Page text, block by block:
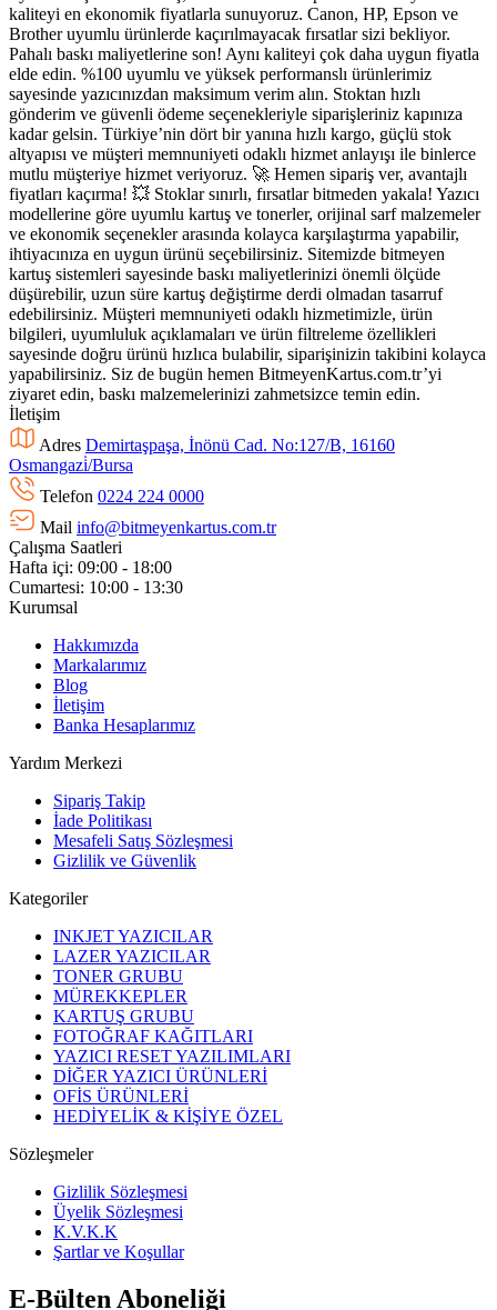
kaliteyi en ekonomik fiyatlarla sunuyoruz. Canon, HP, Epson ve
Brother uyumlu ürünlerde kaçırılmayacak fırsatlar sizi bekliyor.
Pahalı baskı maliyetlerine son! Aynı kaliteyi çok daha uygun fiyatla
elde edin. %100 uyumlu ve yüksek performanslı ürünlerimiz
sayesinde yazıcınızdan maksimum verim alın. Stoktan hızlı
gönderim ve güvenli ödeme seçenekleriyle siparişleriniz kapınıza
kadar gelsin. Türkiye’nin dört bir yanına hızlı kargo, güçlü stok
altyapısı ve müşteri memnuniyeti odaklı hizmet anlayışı ile binlerce
mutlu müşteriye hizmet veriyoruz. 🚀 Hemen sipariş ver, avantajlı
fiyatları kaçırma! 💥 Stoklar sınırlı, fırsatlar bitmeden yakala! Yazıcı
modellerine göre uyumlu kartuş ve tonerler, orijinal sarf malzemeler
ve ekonomik seçenekler arasında kolayca karşılaştırma yapabilir,
ihtiyacınıza en uygun ürünü seçebilirsiniz. Sitemizde bitmeyen
kartuş sistemleri sayesinde baskı maliyetlerinizi önemli ölçüde
düşürebilir, uzun süre kartuş değiştirme derdi olmadan tasarruf
edebilirsiniz. Müşteri memnuniyeti odaklı hizmetimizle, ürün
bilgileri, uyumluluk açıklamaları ve ürün filtreleme özellikleri
sayesinde doğru ürünü hızlıca bulabilir, siparişinizin takibini kolayca
yapabilirsiniz. Siz de bugün hemen BitmeyenKartus.com.tr’yi
ziyaret edin, baskı malzemelerinizi zahmetsizce temin edin.
İletişim
Adres Demirtaşpaşa, İnönü Cad. No:127/B, 16160
Osmangazi̇/Bursa
Telefon 0224 224 0000
Mail info@bitmeyenkartus.com.tr
Çalışma Saatleri
Hafta içi: 09:00 - 18:00
Cumartesi: 10:00 - 13:30
Kurumsal
Hakkımızda
Markalarımız
Blog
İletişim
Banka Hesaplarımız
Yardım Merkezi
Sipariş Takip
İade Politikası
Mesafeli Satış Sözleşmesi
Gizlilik ve Güvenlik
Kategoriler
INKJET YAZICILAR
LAZER YAZICILAR
TONER GRUBU
MÜREKKEPLER
KARTUŞ GRUBU
FOTOĞRAF KAĞITLARI
YAZICI RESET YAZILIMLARI
DİĞER YAZICI ÜRÜNLERİ
OFİS ÜRÜNLERİ
HEDİYELİK & KİŞİYE ÖZEL
Sözleşmeler
Gizlilik Sözleşmesi
Üyelik Sözleşmesi
K.V.K.K
Şartlar ve Koşullar
E-Bülten Aboneliği